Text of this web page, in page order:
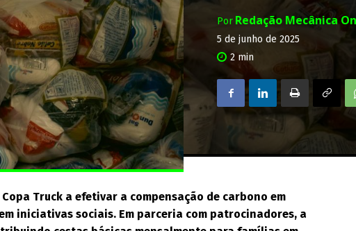
Por Redação Mecânica
5 de junho de 2025
2 min
Truck a efetivar a compensação de carbono em
iniciativas sociais. Em parceria com patrocinadores, a